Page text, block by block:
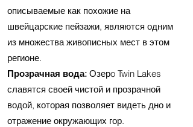
описываемые как похожие на
швейцарские пейзажи, являются одним
из множества живописных мест в этом
регионе.
Прозрачная вода: Озерo Twin Lakes
славятся своей чистой и прозрачной
водой, которая позволяет видеть дно и
отражение окружающих гор.